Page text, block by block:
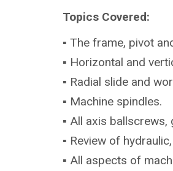
Topics Covered:
▪ The frame, pivot
▪ Horizontal and
▪ Radial slide and
▪ Machine spindles.
▪ All axis
▪ Review of
▪ All aspects of